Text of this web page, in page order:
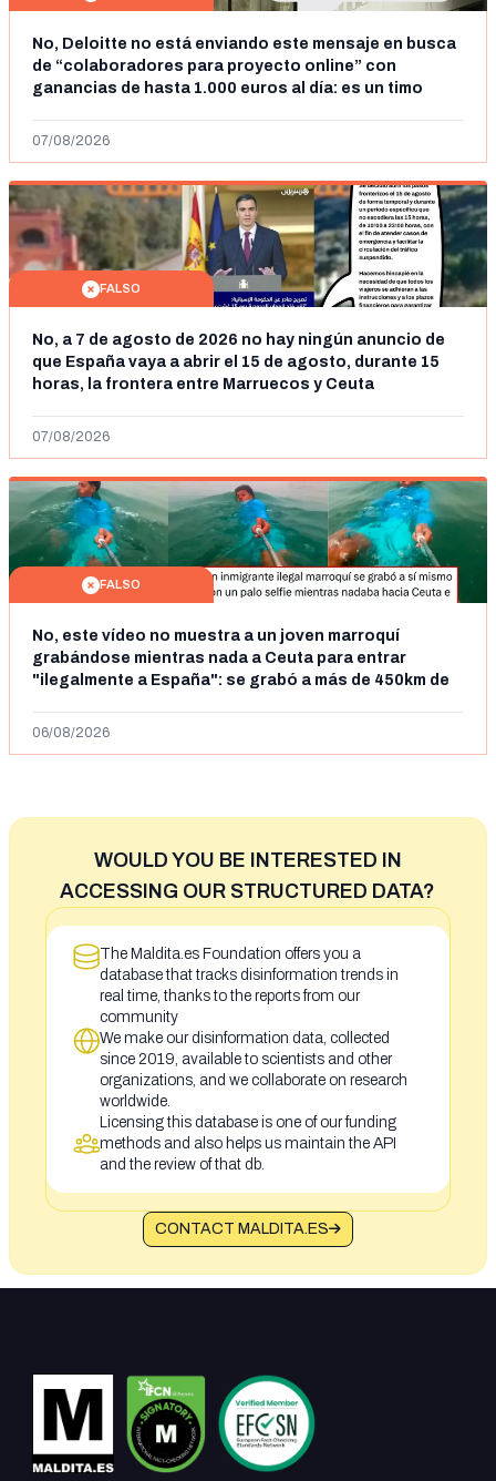
No, Deloitte no está enviando este mensaje en busca
de “colaboradores para proyecto online” con
ganancias de hasta 1.000 euros al día: es un timo
07/08/2026
FALSO
No, a 7 de agosto de 2026 no hay ningún anuncio de
que España vaya a abrir el 15 de agosto, durante 15
horas, la frontera entre Marruecos y Ceuta
07/08/2026
FALSO
No, este vídeo no muestra a un joven marroquí
grabándose mientras nada a Ceuta para entrar
"ilegalmente a España": se grabó a más de 450km de
06/08/2026
WOULD YOU BE INTERESTED IN
ACCESSING OUR STRUCTURED DATA?
The Maldita.es Foundation offers you a
database that tracks disinformation trends in
real time, thanks to the reports from our
community
We make our disinformation data, collected
since 2019, available to scientists and other
organizations, and we collaborate on research
worldwide.
Licensing this database is one of our funding
methods and also helps us maintain the API
and the review of that db.
CONTACT MALDITA.ES